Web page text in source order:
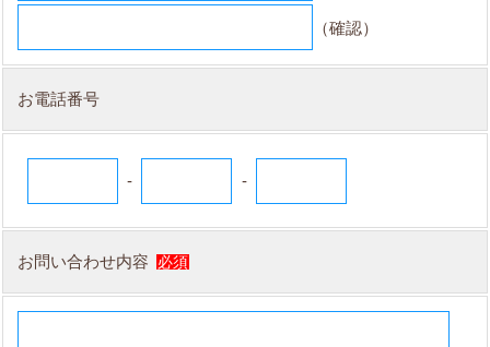
（確認）
お電話番号
- -
お問い合わせ内容 必須